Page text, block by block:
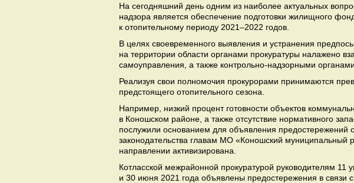
На сегодняшний день одним из наиболее актуальных
надзора является обеспечение подготовки жилищного
к отопительному периоду 2021–2022 годов.
В целях своевременного выявления и устранения
на территории области органами прокуратуры налажено
самоуправления, а также контрольно-надзорными органами.
Реализуя свои полномочия прокурорами принимаются
предстоящего отопительного сезона.
Например, низкий процент готовности объектов
в Коношском районе, а также отсутствие нормативного
послужили основанием для объявления предостережений
законодательства главам МО «Коношский
направлении активизирована.
Котласской межрайонной прокуратурой руководителям
и 30 июня 2021 года объявлены предостережения в связи